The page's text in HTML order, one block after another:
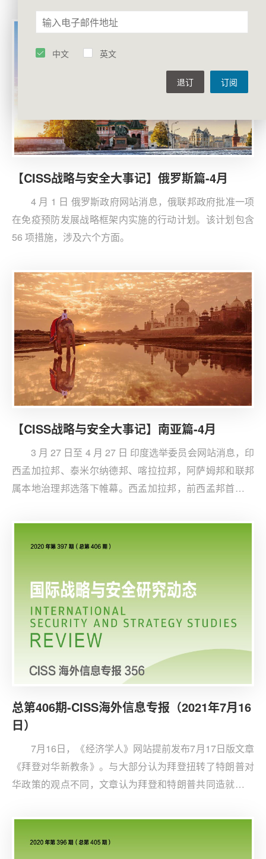
国内，而疏于帮助世界其他国家。
【CISS战略与安全大事记】俄罗斯篇-4月
4 月 1 日 俄罗斯政府网站消息，俄联邦政府批准一项
在免疫预防发展战略框架内实施的行动计划。该计划包含
56 项措施，涉及六个方面。
【CISS战略与安全大事记】南亚篇-4月
3 月 27 日至 4 月 27 日 印度选举委员会网站消息，印
西孟加拉邦、泰米尔纳德邦、喀拉拉邦，阿萨姆邦和联邦
属本地治理邦选落下帷幕。西孟加拉邦，前西孟邦首席部
席，印人党则以 77 席成为该邦最大反对党。
总第406期-CISS海外信息专报（2021年7月16
日）
7月16日，《经济学人》网站提前发布7月17日版文章
《拜登对华新教条》。与大部分认为拜登扭转了特朗普对
华政策的观点不同，文章认为拜登和特朗普共同造就了尼
认为中国不谋求共存（co-existence）而要求主导
（dominance），据此制定了“合作、竞争、对抗”政策，
中文 英文
订阅
退订